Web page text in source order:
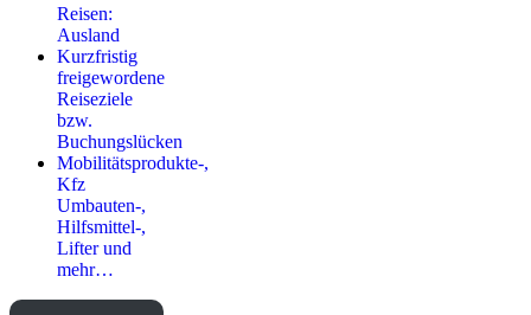
Reisen:
Ausland
Kurzfristig
freigewordene
Reiseziele
bzw.
Buchungslücken
Mobilitätsprodukte-,
Kfz
Umbauten-,
Hilfsmittel-,
Lifter und
mehr…